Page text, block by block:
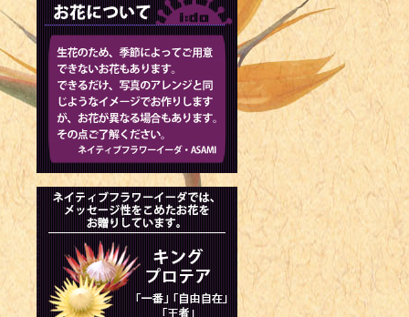
mania、THE
1982年 - エ
1982年 - 川
1983年 - 金
1983年 - 矢
（モーニン
1985年 - 井
1985年 - 杉
1985年 - ア
ー選手
1986年 - 竹